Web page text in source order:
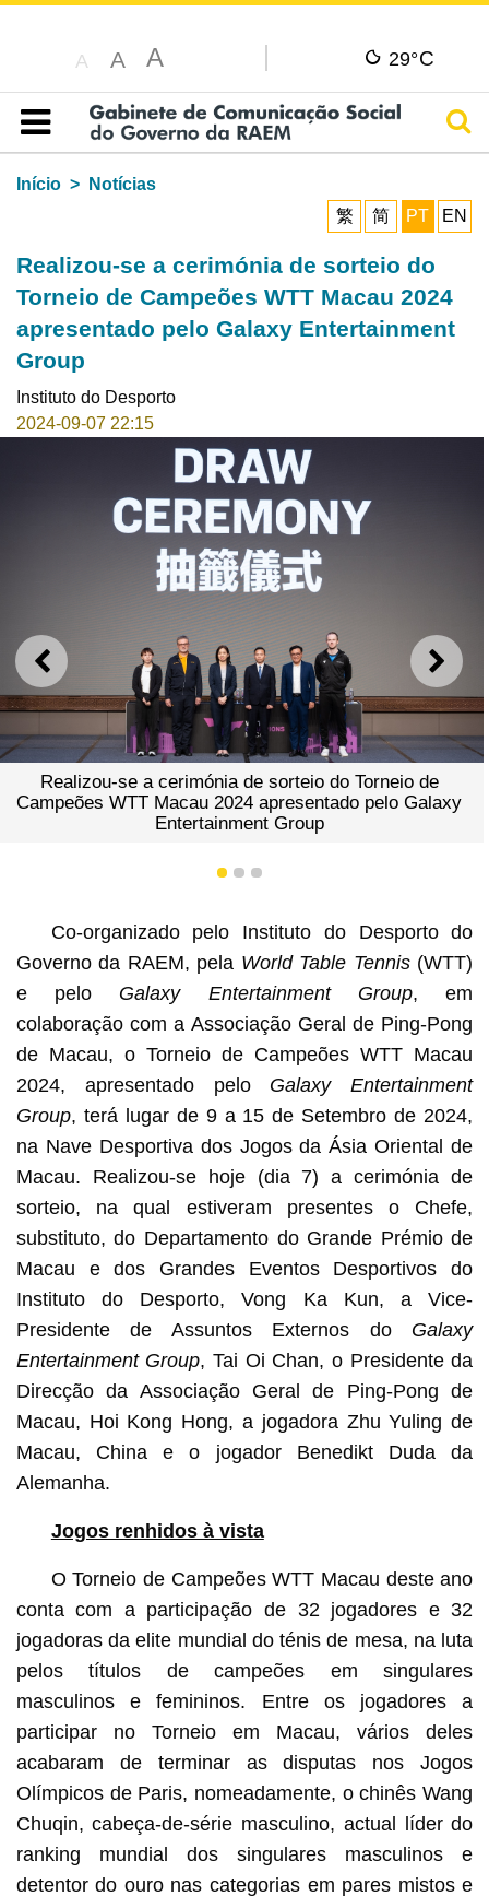
A A A 29°C
Índice
Início
Notícias
繁
简 PT EN
Realizou-se a cerimónia de sorteio do
Torneio de Campeões WTT Macau 2024
apresentado pelo Galaxy Entertainment
Group
Instituto do Desporto
2024-09-07 22:15
ANTERIOR
Realizou-se a cerimónia de sorteio do Torneio de
Campeões WTT Macau 2024 apresentado pelo Galaxy
Entertainment Group
1 2 3
Co-organizado pelo Instituto do Desporto do
Governo da RAEM, pela World Table Tennis(WTT)
e pelo Galaxy Entertainment Group, em
colaboração com a Associação Geral de Ping-Pong
de Macau, o Torneio de Campeões WTT Macau
2024, apresentado pelo Galaxy Entertainment
Group, terá lugar de 9 a 15 de Setembro de 2024,
na Nave Desportiva dos Jogos da Ásia Oriental de
Macau. Realizou-se hoje (dia 7) a cerimónia de
sorteio, na qual estiveram presentes o Chefe,
substituto, do Departamento do Grande Prémio de
Macau e dos Grandes Eventos Desportivos do
Instituto do Desporto, Vong Ka Kun, a Vice-
Presidente de Assuntos Externos do Galaxy
Entertainment Group, Tai Oi Chan, o Presidente da
Direcção da Associação Geral de Ping-Pong de
Macau, Hoi Kong Hong, a jogadora Zhu Yuling de
Macau, China e o jogador Benedikt Duda da
Alemanha.
Jogos renhidos à vista
O Torneio de Campeões WTT Macau deste ano
conta com a participação de 32 jogadores e 32
jogadoras da elite mundial do ténis de mesa, na luta
pelos títulos de campeões em singulares
masculinos e femininos. Entre os jogadores a
participar no Torneio em Macau, vários deles
acabaram de terminar as disputas nos Jogos
Olímpicos de Paris, nomeadamente, o chinês Wang
Chuqin, cabeça-de-série masculino, actual líder do
ranking mundial dos singulares masculinos e
detentor do ouro nas categorias em pares mistos e